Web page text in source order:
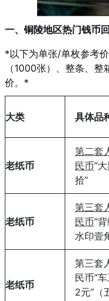
一、铜陵地区热门钱币
*以下为单张/单枚参考
（1000张）、整条、
价。*
大类 具体品
老纸币
第二套
民币“
拾”
老纸币
第三套
民币“
水印壹
老纸币
第三套
民币“车
2元”（